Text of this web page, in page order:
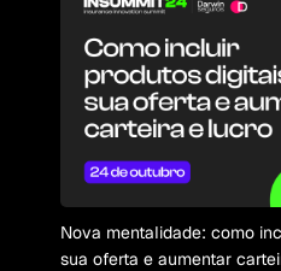
Nova mentalidade: como
sua oferta e aumentar